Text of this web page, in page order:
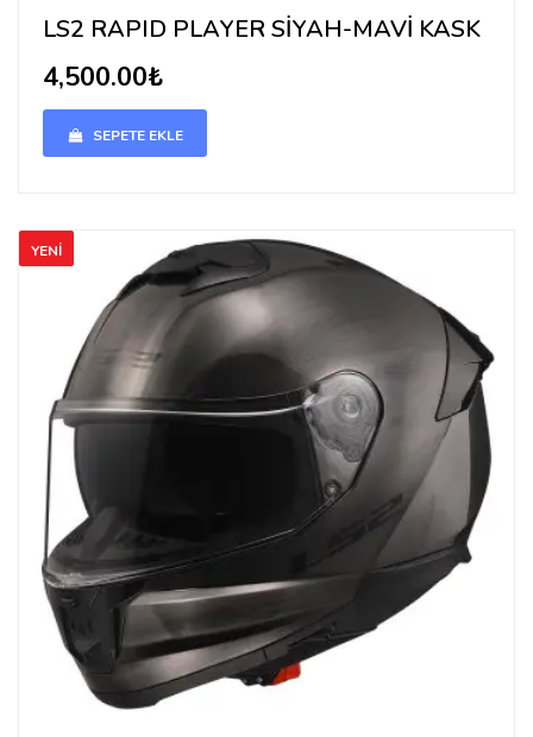
LS2 RAPID PLAYER SİYAH-MAVİ KASK
4,500.00₺
SEPETE EKLE
YENİ